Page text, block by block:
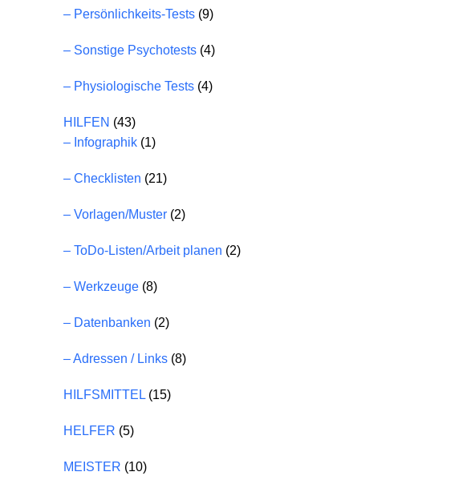
– Persönlichkeits-Tests (9)
– Sonstige Psychotests (4)
– Physiologische Tests (4)
HILFEN (43)
– Infographik (1)
– Checklisten (21)
– Vorlagen/Muster (2)
– ToDo-Listen/Arbeit planen (2)
– Werkzeuge (8)
– Datenbanken (2)
– Adressen / Links (8)
HILFSMITTEL (15)
HELFER (5)
MEISTER (10)